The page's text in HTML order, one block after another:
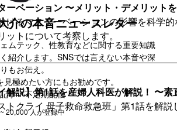
ーベーション 〜メリット・デメリット
けるマスターベーションの影響を科学
トについて考察します。
解説】第1話を産婦人科医が解説！ 〜
トクライ 母子救命救急班」第1話を解説
介の本音ニュースレター
ムテック、性教育などに関する重要知識
紹介します。SNSでは言えない本音や深
もお伝え。
極めたい方にもお勧めです。
事：不定期配信
に6本以上の記事を全て閲覧可能
20,000 人が登録中